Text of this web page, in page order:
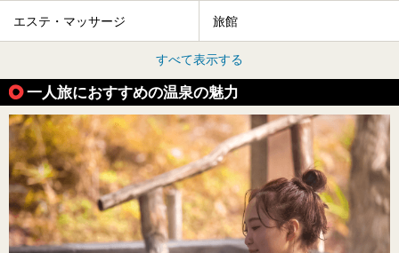
エステ・マッサージ 旅館
すべて表示する
一人旅におすすめの温泉の魅力